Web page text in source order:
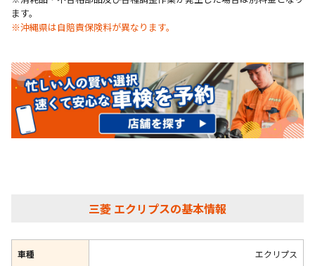
ます。
※沖縄県は自賠責保険料が異なります。
三菱 エクリプスの基本情報
車種 エクリプス